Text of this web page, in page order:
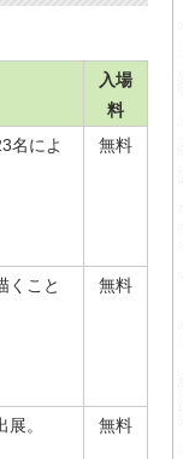
入場
料
名によ
無料
くこと
無料
。 無料